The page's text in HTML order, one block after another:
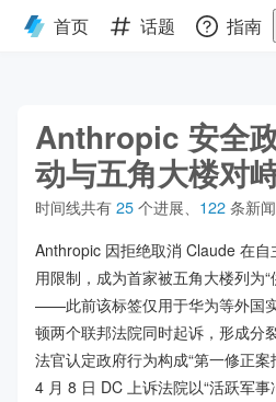
首页 话题 指南
Anthropic 安全
动与五角大楼对
时间线共有25个进展 122条新闻
Anthropic 因拒绝取消 Claude 在
用限制，成为首家被五角大楼列为
——此前该标签仅用于华为等外国
顿两个联邦法院同时起诉，形成分
法官认定政府行为构成“第一修正
4 月 8 日 DC 上诉法院以“活跃军